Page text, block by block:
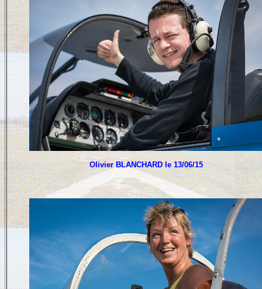
Olivier BLANCHARD le 13/06/15